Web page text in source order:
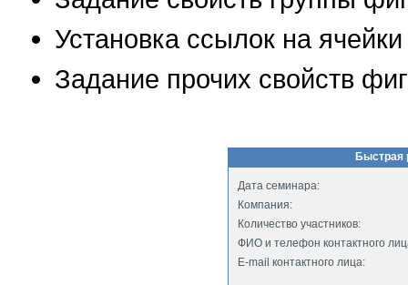
Установка ссылок на
Задание прочих свойств
Быстрая
Дата семинара:
Компания:
Количество участников:
ФИО и телефон контактного
E-mail контактного лица: